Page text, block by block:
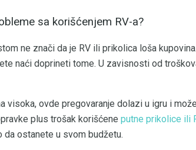
sa korišćenjem RV-a?
ne znači da je RV ili prikolica loša
naći doprineti tome. U zavisnosti od
ovde pregovaranje dolazi u igru ​​i
plus trošak korišćene putne prikolice ili
da ostanete u svom budžetu.